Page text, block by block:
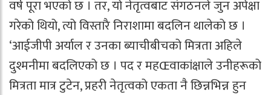
वर्ष पूरा भएको छ । तर, यो नेतृत्वबाट संगठनले जुन अपेक्षा
गरेको थियो, त्यो विस्तारै निराशामा बदलिन थालेको छ ।
‘आईजीपी अर्याल र उनका ब्याचीबीचको मित्रता अहिले
दुश्मनीमा बदलिएको छ । पद र महŒवाकांक्षाले उनीहरूको
मित्रता मात्र टुटेन, प्रहरी नेतृत्वको एकता नै छिन्नभिन्न हुन